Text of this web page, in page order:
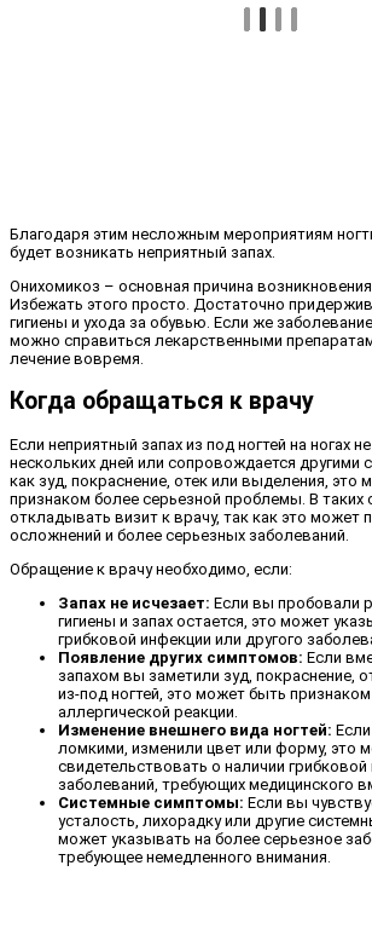
Благодаря этим несложным мероприятиям
будет возникать неприятный запах.
Онихомикоз – основная причина возникновения
Избежать этого просто. Достаточно
гигиены и ухода за обувью. Если же
можно справиться лекарственными
лечение вовремя.
Когда обращаться к врачу
Если неприятный запах из под ногтей на ногах
нескольких дней или сопровождается другими
как зуд, покраснение, отек или выделения, это
признаком более серьезной проблемы. В таких
откладывать визит к врачу, так как это может
осложнений и более серьезных заболеваний.
Обращение к врачу необходимо, если:
Запах не исчезает: Если вы пробовали
гигиены и запах остается, это может
грибковой инфекции или другого
Появление других симптомов: Если
запахом вы заметили зуд, покраснение,
из-под ногтей, это может быть
аллергической реакции.
Изменение внешнего вида ногтей:
ломкими, изменили цвет или форму, это
свидетельствовать о наличии грибковой
заболеваний, требующих медицинского
Системные симптомы: Если вы
усталость, лихорадку или другие
может указывать на более серьезное
требующее немедленного внимания.